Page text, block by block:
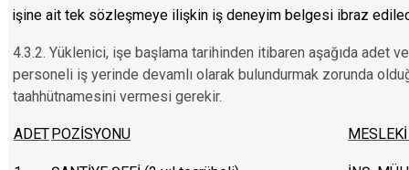
işine ait tek sözleşmeye ilişkin iş deneyim belgesi ibraz
4.3.2. Yüklenici, işe başlama tarihinden itibaren aşağıda adet
personeli iş yerinde devamlı olarak bulundurmak zorunda
taahhütnamesini vermesi gerekir.
ADETPOZİSYONU